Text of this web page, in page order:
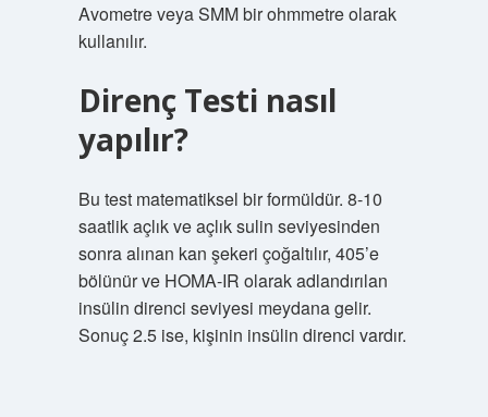
Avometre veya SMM bir ohmmetre olarak
kullanılır.
Direnç Testi nasıl
yapılır?
Bu test matematiksel bir formüldür. 8-10
saatlik açlık ve açlık sulin seviyesinden
sonra alınan kan şekeri çoğaltılır, 405’e
bölünür ve HOMA-IR olarak adlandırılan
insülin direnci seviyesi meydana gelir.
Sonuç 2.5 ise, kişinin insülin direnci vardır.